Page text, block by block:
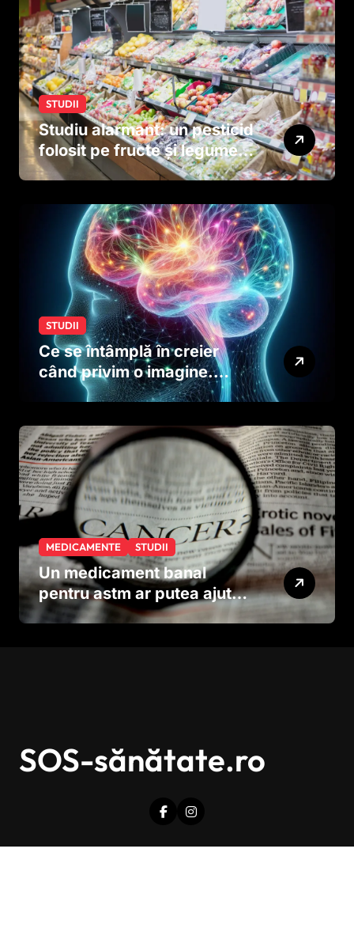
STUDII
Studiu alarmant: un pesticid
folosit pe fructe și legume
ar putea afecta dezvoltarea
dinainte de naștere
STUDII
Ce se întâmplă în creier
când privim o imagine.
Studiul care explică rolul
MEDICAMENTE STUDII
Un medicament banal
pentru astm ar putea ajuta
în lupta împotriva
SOS-sănătate.ro